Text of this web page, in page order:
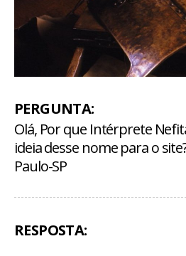
PERGUNTA:
Olá, Por que Intérprete
ideia desse nome para o
Paulo-SP
RESPOSTA: